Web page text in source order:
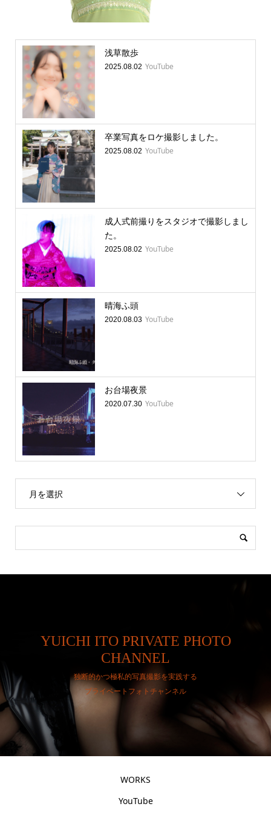
浅草散歩
2025.08.02 YouTube
卒業写真をロケ撮影しました。
2025.08.02 YouTube
成人式前撮りをスタジオで撮影しまし
た。
2025.08.02 YouTube
晴海ふ頭
2020.08.03 YouTube
お台場夜景
2020.07.30 YouTube
月を選択
YUICHI ITO PRIVATE PHOTO
CHANNEL
独断的かつ極私的写真撮影を実践する
プライベートフォトチャンネル
WORKS
YouTube